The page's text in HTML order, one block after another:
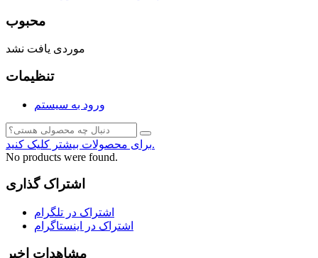
محبوب
موردی یافت نشد
تنظیمات
ورود به سیستم
برای محصولات بیشتر کلیک کنید.
No products were found.
اشتراک گذاری
اشتراک در تلگرام
اشتراک در اینستاگرام
مشاهدات اخیر